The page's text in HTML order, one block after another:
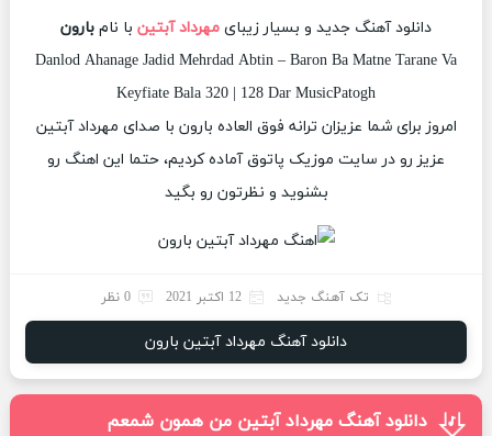
دانلود آهنگ جدید و بسیار زیبای مهرداد آبتین با نام بارون
Danlod Ahanage Jadid Mehrdad Abtin – Baron Ba Matne Tarane Va
Keyfiate Bala 320 | 128 Dar MusicPatogh
امروز برای شما عزیزان ترانه فوق العاده بارون با صدای مهرداد آبتین
عزیز رو در سایت موزیک پاتوق آماده کردیم، حتما این اهنگ رو
بشنوید و نظرتون رو بگید
تک آهنگ جدید 12 اکتبر 2021 0 نظر
دانلود آهنگ مهرداد آبتین بارون
دانلود آهنگ مهرداد آبتین من همون شمعم